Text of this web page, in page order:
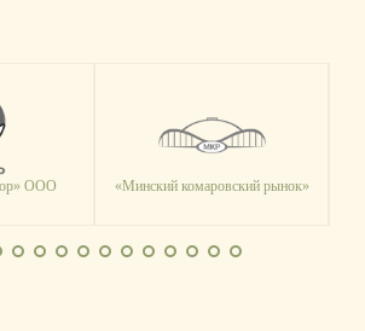
ООО «Минский комаровский рынок»